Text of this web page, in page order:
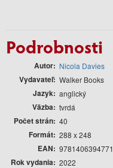
Podrobnosti
Autor Nicola Davies
Vydavateľ Walker Books
Jazyk anglický
Väzba tvrdá
Počet strán 40
Formát 288 x 248
EAN 9781406394771
Rok vydania 2022